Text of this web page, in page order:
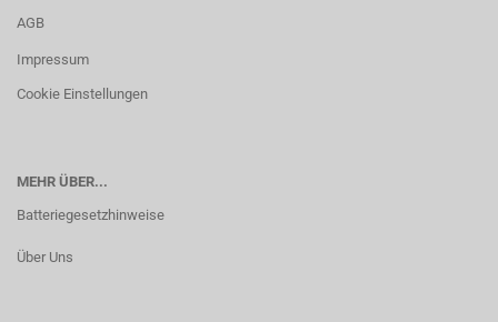
AGB
Impressum
Cookie Einstellungen
MEHR ÜBER...
Batteriegesetzhinweise
Über Uns